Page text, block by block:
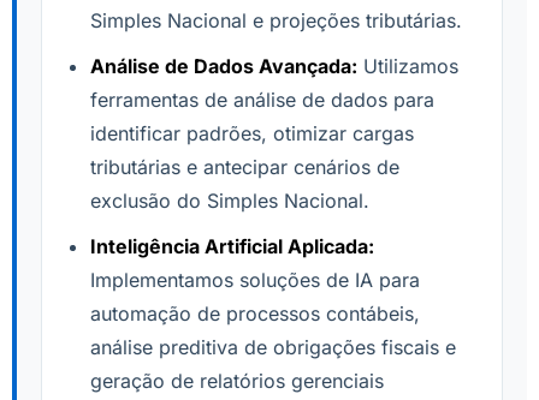
Simples Nacional e projeções tributárias.
Análise de Dados Avançada: Utilizamos
ferramentas de análise de dados para
identificar padrões, otimizar cargas
tributárias e antecipar cenários de
exclusão do Simples Nacional.
Inteligência Artificial Aplicada:
Implementamos soluções de IA para
automação de processos contábeis,
análise preditiva de obrigações fiscais e
geração de relatórios gerenciais